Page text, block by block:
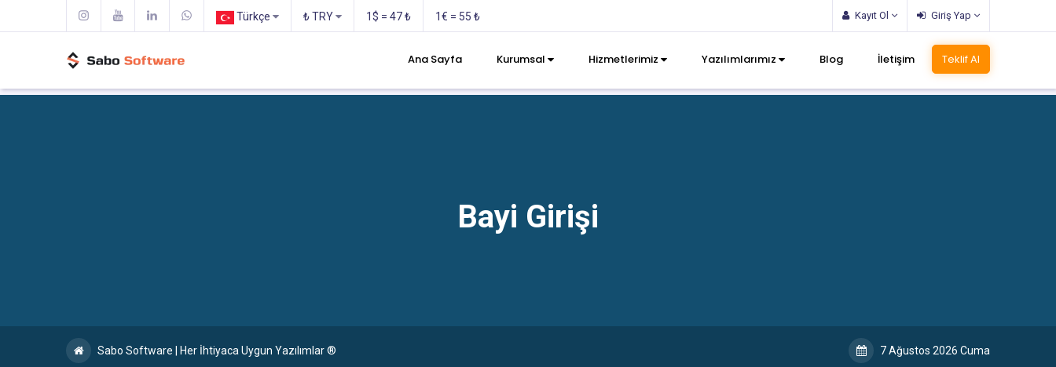
Türkçe ₺ TRY 1$ = 47 ₺ 1€ = 55 ₺ Kayıt Ol Giriş Yap
Ana Sayfa Kurumsal Hizmetlerimiz Yazılımlarımız Blog İletişim Teklif Al
Bayi Girişi
Sabo Software | Her İhtiyaca Uygun Yazılımlar ® 7 Ağustos 2026 Cuma